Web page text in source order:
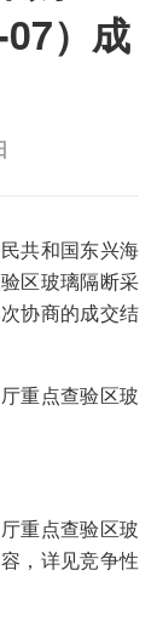
07）成
共和国东兴海
区玻璃隔断采
协商的成交结
重点查验区玻
重点查验区玻
，详见竞争性